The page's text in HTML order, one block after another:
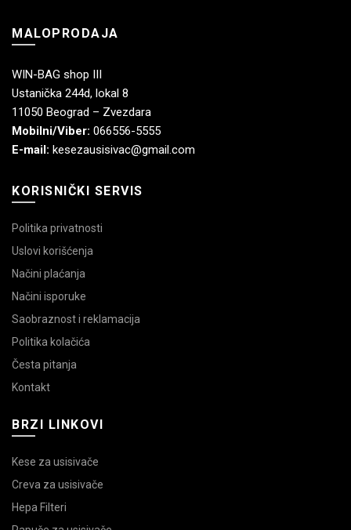
MALOPRODAJA
WIN-BAG shop III
Ustanička 244d, lokal 8
11050 Beograd – Zvezdara
Mobilni/Viber: 066556-5555
E-mail: kesezausisivac@gmail.com
KORISNIČKI SERVIS
Politika privatnosti
Uslovi korišćenja
Načini plaćanja
Načini isporuke
Saobraznost i reklamacija
Politika kolačića
Česta pitanja
Kontakt
BRZI LINKOVI
Kese za usisivače
Creva za usisivače
Hepa Filteri